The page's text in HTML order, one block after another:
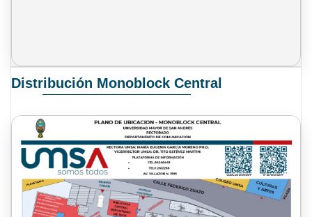
Distribución Monoblock Central